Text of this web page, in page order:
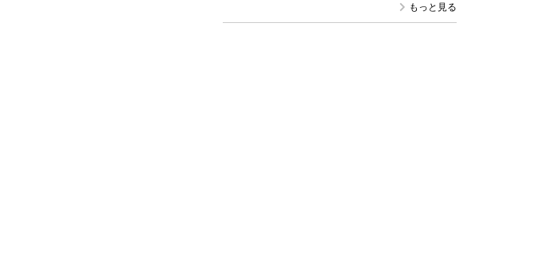
もっと見る